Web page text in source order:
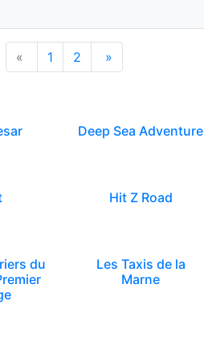
« 1 2 »
Deep Sea Adventure
Hit Z Road
du
Les Taxis de la
Marne